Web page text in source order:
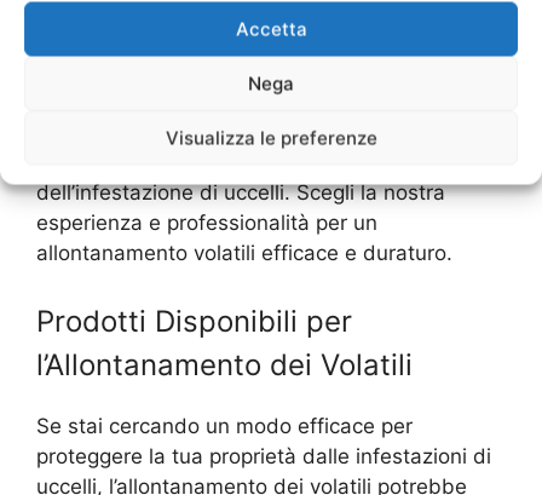
Accetta
Nega
Visualizza le preferenze
senza spendere una fortuna.
Non aspettare che i volatili causino danni alla
tua proprietà o alla tua salute, contattaci oggi
stesso per un preventivo gratuito e scopri come
dell’infestazione di uccelli. Scegli la nostra
esperienza e professionalità per un
allontanamento volatili efficace e duraturo.
Prodotti Disponibili per
l’Allontanamento dei Volatili
Se stai cercando un modo efficace per
proteggere la tua proprietà dalle infestazioni di
uccelli, l’allontanamento dei volatili potrebbe